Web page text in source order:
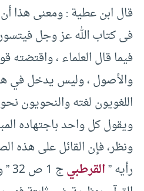
قال ابن عطية :‏ ومعنى هذا
فى كتاب الله عز وجل
فيما قال العلماء ، واقتضته
والأصول ، وليس يدخل في
اللغويون لغته والنحويون
ويقول كل واحد باجتهاده
ونظر، فإن القائل على هذه
رأيه ”القرطبي
ج